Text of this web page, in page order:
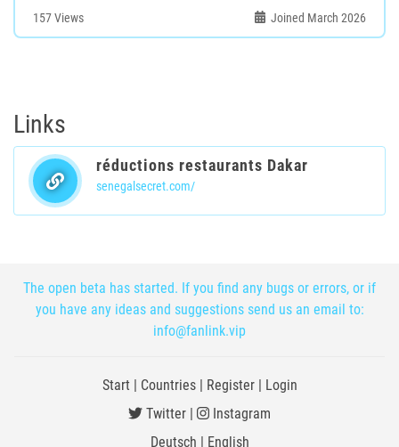
157Views Joined March 2026
Links
réductions restaurants Dakar
senegalsecret.com/
The open beta has started. If you find any bugs or errors, or if
you have any ideas and suggestions send us an email to:
info@fanlink.vip
Start Countries| Register|
Login
Twitter
Instagram
Deutsch
English